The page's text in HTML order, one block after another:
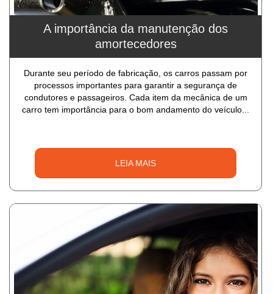
A importância da manutenção dos
amortecedores
Durante seu período de fabricação, os carros passam por
processos importantes para garantir a segurança de
condutores e passageiros. Cada item da mecânica de um
carro tem importância para o bom andamento do veículo...
LEIA MAIS